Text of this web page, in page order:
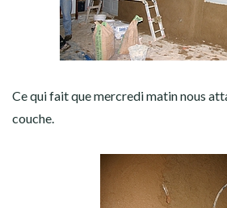
Ce qui fait que mercredi matin nous
couche.